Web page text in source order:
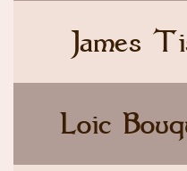
James
Loic